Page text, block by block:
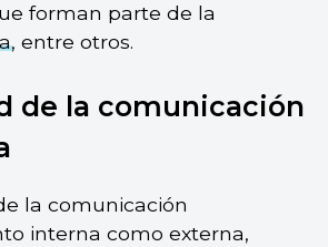
forman parte de la
, entre otros.
de la comunicación
la comunicación
interna como externa,